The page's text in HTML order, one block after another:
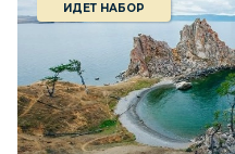
ИДЕТ НАБОР